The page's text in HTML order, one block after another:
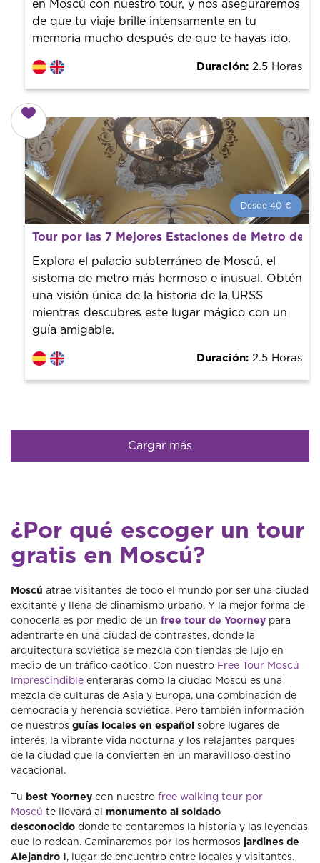
en Moscú con nuestro tour, y nos aseguraremos
de que tu viaje brille intensamente en tu
memoria mucho después de que te hayas ido.
Duración: 2.5 Horas
Desde 40 €
Desde 40 € por persona.
¡Reserva con nosotros! Colaboramos con los mejores
guías de la ciudad para tener el mejor precio y servicio.
Tour por las 7 Mejores Estaciones de Metro de
Explora el palacio subterráneo de Moscú, el
sistema de metro más hermoso e inusual. Obtén
una visión única de la historia de la URSS
mientras descubres este lugar mágico con un
guía amigable.
Duración: 2.5 Horas
Cargar más
¿Por qué escoger un tour
gratis en Moscú?
Moscú atrae visitantes de todo el mundo por ser una ciudad
excitante y llena de dinamismo urbano. Y la mejor forma de
conocerla es por medio de un free tour de Yoorney para
adentrarte en una ciudad de contrastes, donde la
arquitectura soviética se mezcla con tiendas de lujo en
medio de un tráfico caótico. Con nuestro Free Tour Moscú
Imprescindible enteraras como la ciudad Moscú es una
mezcla de culturas de Asia y Europa, una combinación de
democracia y herencia soviética. Pero también información
de nuestros guías locales en español sobre lugares de
interés, la vibrante vida nocturna y los relajantes parques
de la ciudad que la convierten en un maravilloso destino
vacacional.
Tu best Yoorney con nuestro free walking tour por
Moscú te llevará al monumento al soldado
desconocido donde te contaremos la historia y las leyendas
que lo rodean. Caminaremos por los hermosos jardines de
Alejandro I , lugar de encuentro entre locales y visitantes.